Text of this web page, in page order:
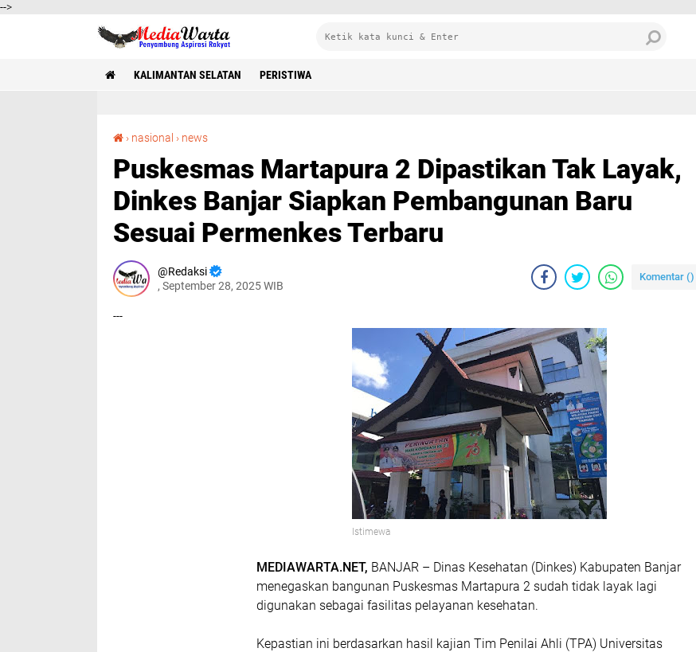
-->
KALIMANTAN SELATAN PERISTIWA
› nasional › news
Puskesmas Martapura 2 Dipastikan Tak Layak,
Dinkes Banjar Siapkan Pembangunan Baru
Sesuai Permenkes Terbaru
Redaksi
, September 28, 2025 WIB
Komentar ()
---
Istimewa
MEDIAWARTA.NET, BANJAR – Dinas Kesehatan (Dinkes) Kabupaten Banjar
menegaskan bangunan Puskesmas Martapura 2 sudah tidak layak lagi
digunakan sebagai fasilitas pelayanan kesehatan.
Kepastian ini berdasarkan hasil kajian Tim Penilai Ahli (TPA) Universitas